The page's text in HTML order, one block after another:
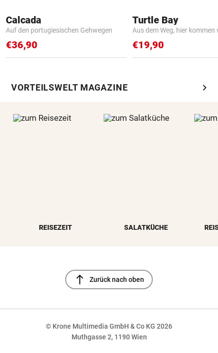
Calcada
Auf den portugiesischen Gehwegen
€36,90
Turtle Bay
Aus dem Weg, hier kommen
€19,90
VORTEILSWELT MAGAZINE chevron_right
REISEZEIT SALATKÜCHE
north Zurück nach oben
© Krone Multimedia GmbH & Co KG 2026
Muthgasse 2, 1190 Wien